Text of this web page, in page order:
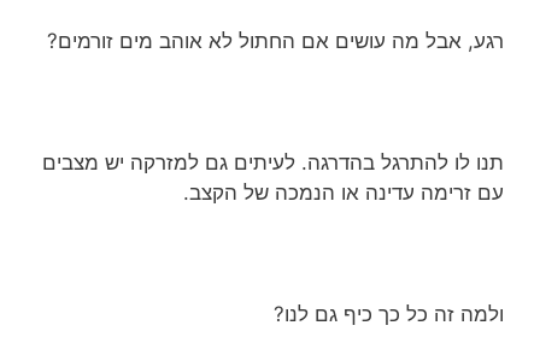
רגע, אבל מה עושים אם החתול לא אוהב מים זורמים?
תנו לו להתרגל בהדרגה. לעיתים גם למזרקה יש מצבים
עם זרימה עדינה או הנמכה של הקצב.
ולמה זה כל כך כיף גם לנו?